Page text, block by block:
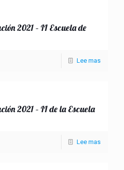
2021 – II Escuela de
Lee mas
2021 – II de la Escuela
Lee mas